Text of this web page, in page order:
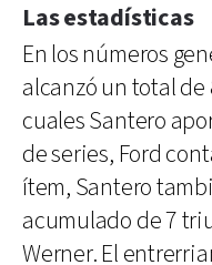
Las estadísticas
En los números
alcanzó un total
cuales Santero
de series, Ford
ítem, Santero
acumulado de 7
Werner. El